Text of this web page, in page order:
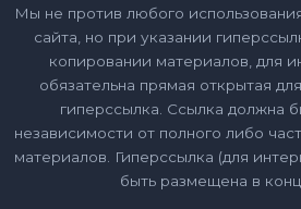
Мы не против любого
сайта, но при указании
копировании материалов, для
обязательна прямая открытая
гиперссылка. Ссылка должна
независимости от полного либо
материалов. Гиперссылка (для
быть размещена в